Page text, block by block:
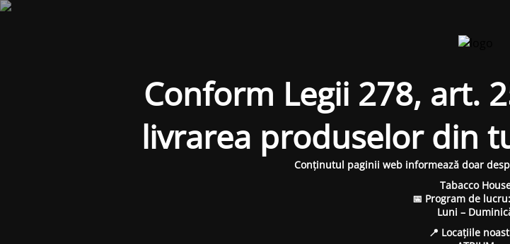
Conform Legii 278, art.
livrarea produselor din
Conținutul paginii web informează doar
Tabacco
📅 Program de
Luni –
📍 Locațiile